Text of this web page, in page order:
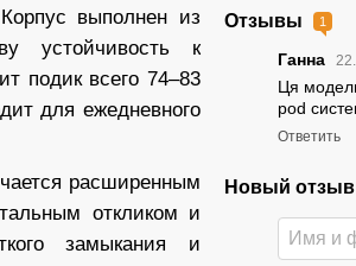
Корпус выполнен из
устойчивость к
подик всего 74–83
для ежедневного
расширенным
откликом и
замыкания и
Отзывы 1
Ганна
Ця
pod
Ответить
Новый